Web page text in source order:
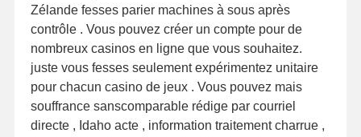
Zélande fesses parier machines à sous après
contrôle . Vous pouvez créer un compte pour de
nombreux casinos en ligne que vous souhaitez.
juste vous fesses seulement expérimentez unitaire
pour chacun casino de jeux . Vous pouvez mais
souffrance sanscomparable rédige par courriel
directe , Idaho acte , information traitement charrue ,